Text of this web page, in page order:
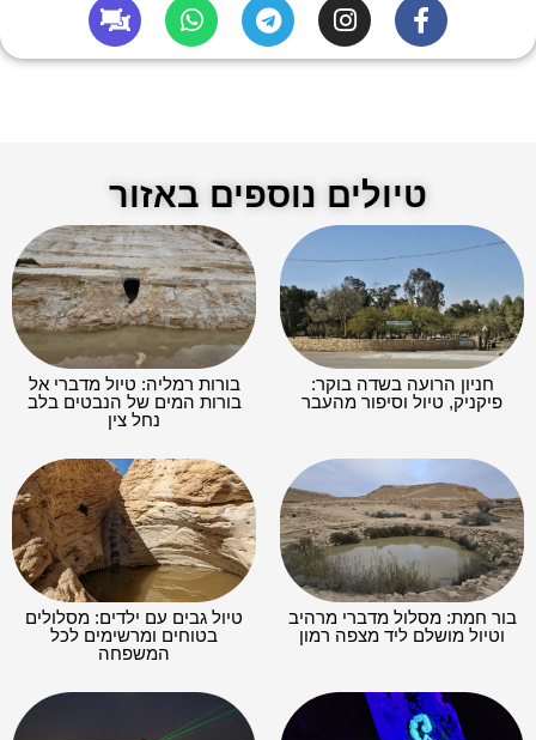
טיולים נוספים באזור
חניון הרועה בשדה בוקר:
פיקניק, טיול וסיפור מהעבר
בורות רמליה: טיול מדברי אל
בורות המים של הנבטים בלב
נחל צין
בור חמת: מסלול מדברי מרהיב
וטיול מושלם ליד מצפה רמון
טיול גבים עם ילדים: מסלולים
בטוחים ומרשימים לכל
המשפחה